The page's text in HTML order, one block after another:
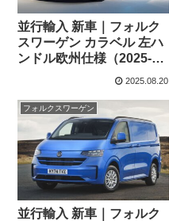
並行輸入 新車｜フォルク
スワーゲン カラベル 左ハ
ンドル欧州仕様（2025-）
に乗る。日本未導入MPV
の情報。
2025.08.20
フォルクスワーゲン
並行輸入 新車｜フォルク